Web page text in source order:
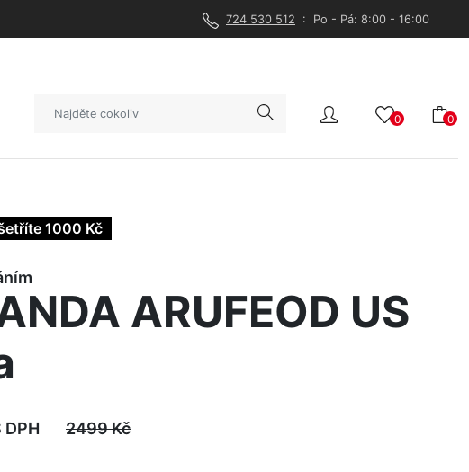
724 530 512 : Po - Pá: 8:00 - 16:00
0 0
1000 Kč
ARUFEOD US
DPH 2499Kč